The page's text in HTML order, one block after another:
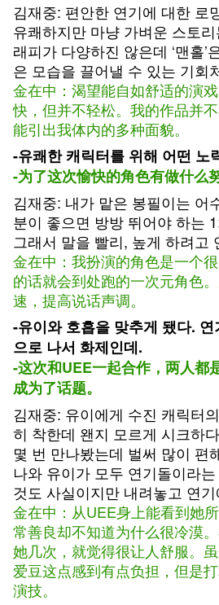
김재중: 편안한 연기에 대한 로
유쾌하지만 마냥 가벼운 스토
래피가 다양하진 않은데 ‘맨홀’
은 모습을 끌어낼 수 있는 기회
金在中：渴望能自如舒适的演
快，但并不轻松。我的作品并
能引出我体内的多种面貌。
-유쾌한 캐릭터를 위해 어떤 노
-为了这次愉快的角色有做什么
김재중: 내가 맡은 봉필이는 어
분이 좋으면 방방 뛰어야 하는
그래서 말을 빨리, 높게 하려고
金在中：我扮演的角色是一个
的话就会到处跑的一次元角色
速，提高说话声调。
-유이와 호흡을 맞추게 됐다.
으로 나서 화제인데.
-这次和UEE一起合作，两人都
成为了话题。
김재중: 유이에게 수진 캐릭터
히 착한데 왠지 모르게 시크하
몇 번 만나봤는데 벌써 많이 편
나와 유이가 모두 연기돌이라
것도 사실이지만 내려놓고 연
金在中：从UEE身上能看到她
常善良却不知道为什么很冷漠
她几次，就觉得很让人舒服。
爱豆这点感到有点负担，但是
演技。